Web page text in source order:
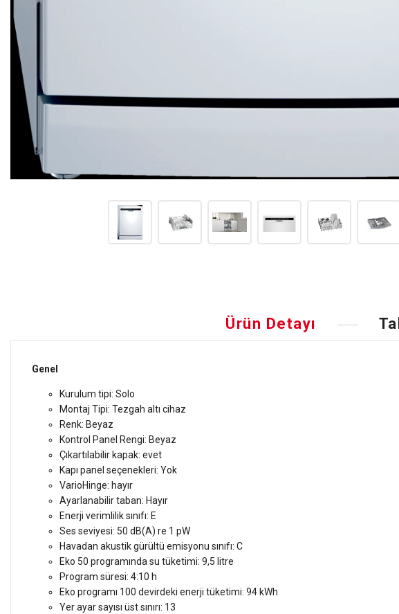
Ürün Detayı
Genel
Kurulum tipi: Solo
Montaj Tipi: Tezgah altı cihaz
Renk: Beyaz
Kontrol Panel Rengi: Beyaz
Çıkartılabilir kapak: evet
Kapı panel seçenekleri: Yok
VarioHinge: hayır
Ayarlanabilir taban: Hayır
Enerji verimlilik sınıfı: E
Ses seviyesi: 50 dB(A) re 1 pW
Havadan akustik gürültü emisyonu sınıfı: C
Eko 50 programında su tüketimi: 9,5 litre
Program süresi: 4:10 h
Eko programı 100 devirdeki enerji tüketimi: 94 kWh
Yer ayar sayısı üst sınırı: 13